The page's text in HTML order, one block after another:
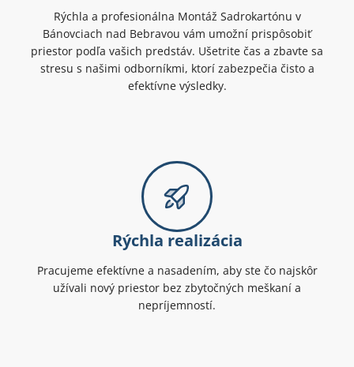
Rýchla a profesionálna Montáž Sadrokartónu v
Bánovciach nad Bebravou vám umožní prispôsobiť
priestor podľa vašich predstáv. Ušetrite čas a zbavte sa
stresu s našimi odborníkmi, ktorí zabezpečia čisto a
efektívne výsledky.
Rýchla realizácia
Pracujeme efektívne a nasadením, aby ste čo najskôr
užívali nový priestor bez zbytočných meškaní a
nepríjemností.